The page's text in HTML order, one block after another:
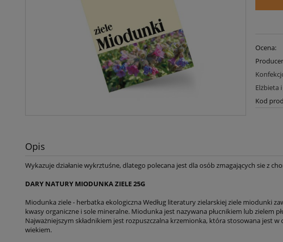
Ocena:
Elżbieta i
Kod
Opis
Wykazuje działanie wykrztuśne, dlatego polecana jest dla osób zmagających sie z
DARY NATURY MIODUNKA ZIELE 25G
Miodunka ziele - herbatka ekologiczna Według literatury zielarskiej ziele miodunki
kwasy organiczne i sole mineralne. Miodunka jest nazywana płucnikiem lub zielem
Najważniejszym składnikiem jest rozpuszczalna krzemionka, która stosowana jest
wiekiem.